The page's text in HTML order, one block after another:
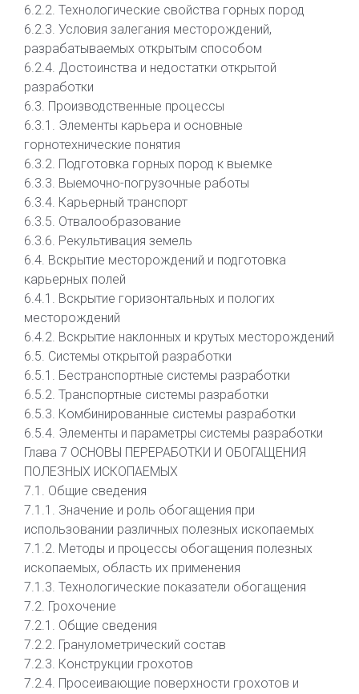
6.2.2. Технологические свойства горных пород
6.2.3. Условия залегания месторождений,
разрабатываемых открытым способом
6.2.4. Достоинства и недостатки открытой
разработки
6.3. Производственные процессы
6.3.1. Элементы карьера и основные
горнотехнические понятия
6.3.2. Подготовка горных пород к выемке
6.3.3. Выемочно-погрузочные работы
6.3.4. Карьерный транспорт
6.3.5. Отвалообразование
6.3.6. Рекультивация земель
6.4. Вскрытие месторождений и подготовка
карьерных полей
6.4.1. Вскрытие горизонтальных и пологих
месторождений
6.4.2. Вскрытие наклонных и крутых месторождений
6.5. Системы открытой разработки
6.5.1. Бестранспортные системы разработки
6.5.2. Транспортные системы разработки
6.5.3. Комбинированные системы разработки
6.5.4. Элементы и параметры системы разработки
Глава 7 ОСНОВЫ ПЕРЕРАБОТКИ И ОБОГАЩЕНИЯ
ПОЛЕЗНЫХ ИСКОПАЕМЫХ
7.1. Общие сведения
7.1.1. Значение и роль обогащения при
использовании различных полезных ископаемых
7.1.2. Методы и процессы обогащения полезных
ископаемых, область их применения
7.1.3. Технологические показатели обогащения
7.2. Грохочение
7.2.1. Общие сведения
7.2.2. Гранулометрический состав
7.2.3. Конструкции грохотов
7.2.4. Просеивающие поверхности грохотов и